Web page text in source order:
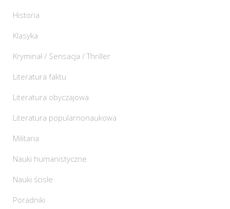
Historia
Klasyka
Kryminał / Sensacja / Thriller
Literatura faktu
Literatura obyczajowa
Literatura popularnonaukowa
Militaria
Nauki humanistyczne
Nauki ścisłe
Poradniki